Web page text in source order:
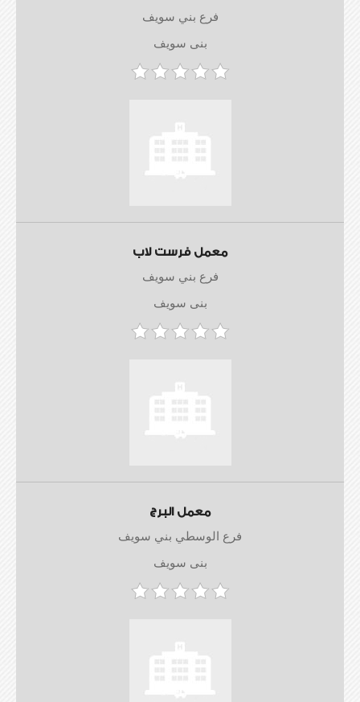
فرع بني سويف
بنى سويف
معمل فرست لاب
فرع بني سويف
بنى سويف
معمل البرج
فرع الوسطي بني سويف
بنى سويف